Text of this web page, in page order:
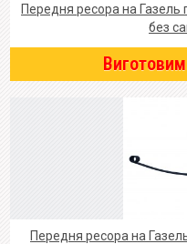
Передня ресора на Газель
без
Передня ресора на